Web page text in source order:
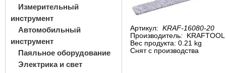
Измерительный
инструмент
Автомобильный
инструмент
Паяльное оборудование
Электрика и свет
Артикул: KRAF-16080-20
Производитель:
KRAFTOOL
Вес продукта: 0.21 kg
Снят с производства